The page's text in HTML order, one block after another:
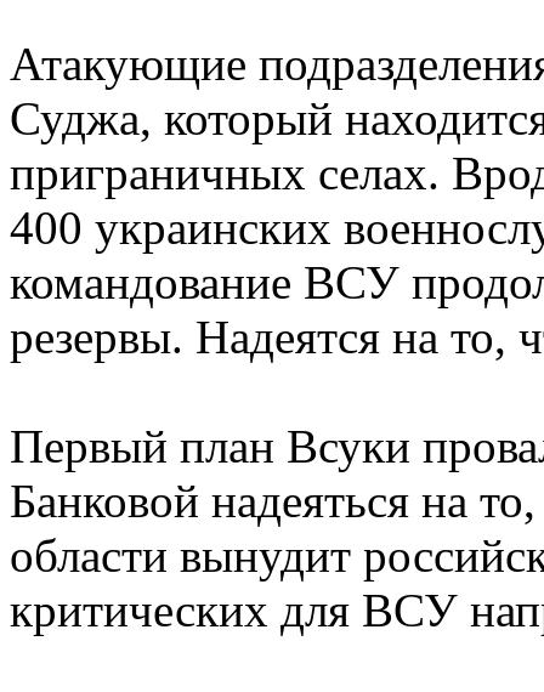
Атакующие
Суджа, который
приграничных селах.
400 украинских
командование ВСУ
резервы. Надеятся на то,
Первый план Всуки
Банковой надеяться на
области вынудит
критических для ВСУ